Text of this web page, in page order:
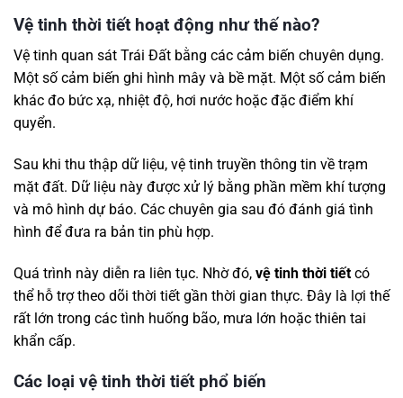
Vệ tinh thời tiết hoạt động như thế nào?
Vệ tinh quan sát Trái Đất bằng các cảm biến chuyên dụng.
Một số cảm biến ghi hình mây và bề mặt. Một số cảm biến
khác đo bức xạ, nhiệt độ, hơi nước hoặc đặc điểm khí
quyển.
Sau khi thu thập dữ liệu, vệ tinh truyền thông tin về trạm
mặt đất. Dữ liệu này được xử lý bằng phần mềm khí tượng
và mô hình dự báo. Các chuyên gia sau đó đánh giá tình
hình để đưa ra bản tin phù hợp.
Quá trình này diễn ra liên tục. Nhờ đó, vệ tinh thời tiết có
thể hỗ trợ theo dõi thời tiết gần thời gian thực. Đây là lợi thế
rất lớn trong các tình huống bão, mưa lớn hoặc thiên tai
khẩn cấp.
Các loại vệ tinh thời tiết phổ biến